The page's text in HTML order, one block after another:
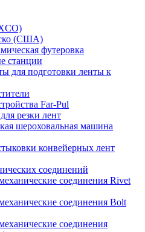
(США)
футеровка
станции
для подготовки ленты к
Far-Pul
резки лент
шероховальная машина
конвейерных лент
соединений
соединения Rivet
соединения Bolt
соединения